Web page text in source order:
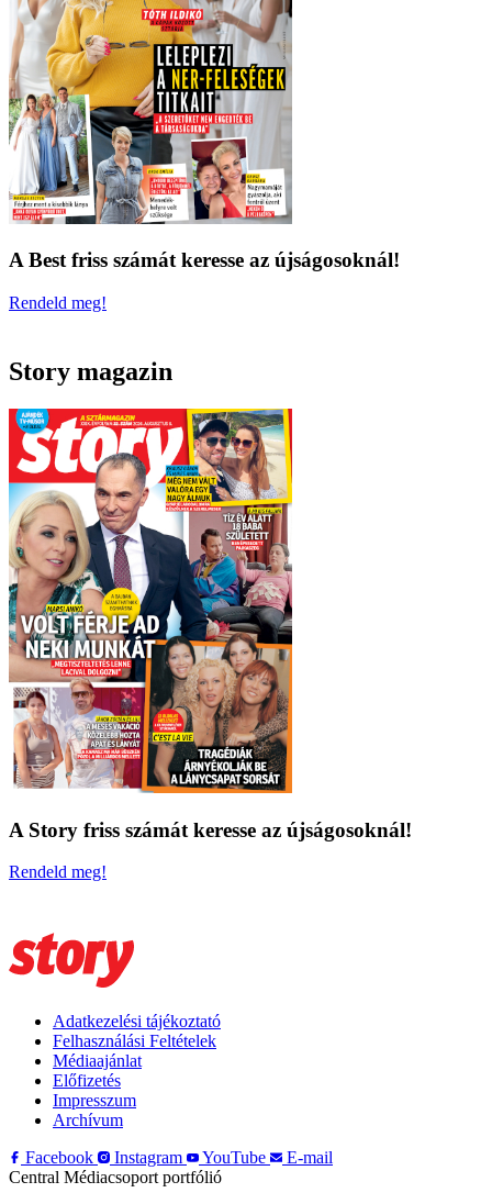
A Best friss számát keresse az újságosoknál!
Rendeld meg!
Story magazin
A Story friss számát keresse az újságosoknál!
Rendeld meg!
Adatkezelési tájékoztató
Felhasználási Feltételek
Médiaajánlat
Előfizetés
Impresszum
Archívum
Facebook
Instagram YouTube
E-mail
Central Médiacsoport portfólió